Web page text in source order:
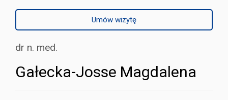
Umów wizytę
dr n. med.
Gałecka-Josse Magdalena